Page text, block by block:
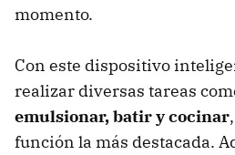
momento.
Con este dispositivo
realizar diversas tareas
emulsionar, batir y cocinar
función la más destacada.